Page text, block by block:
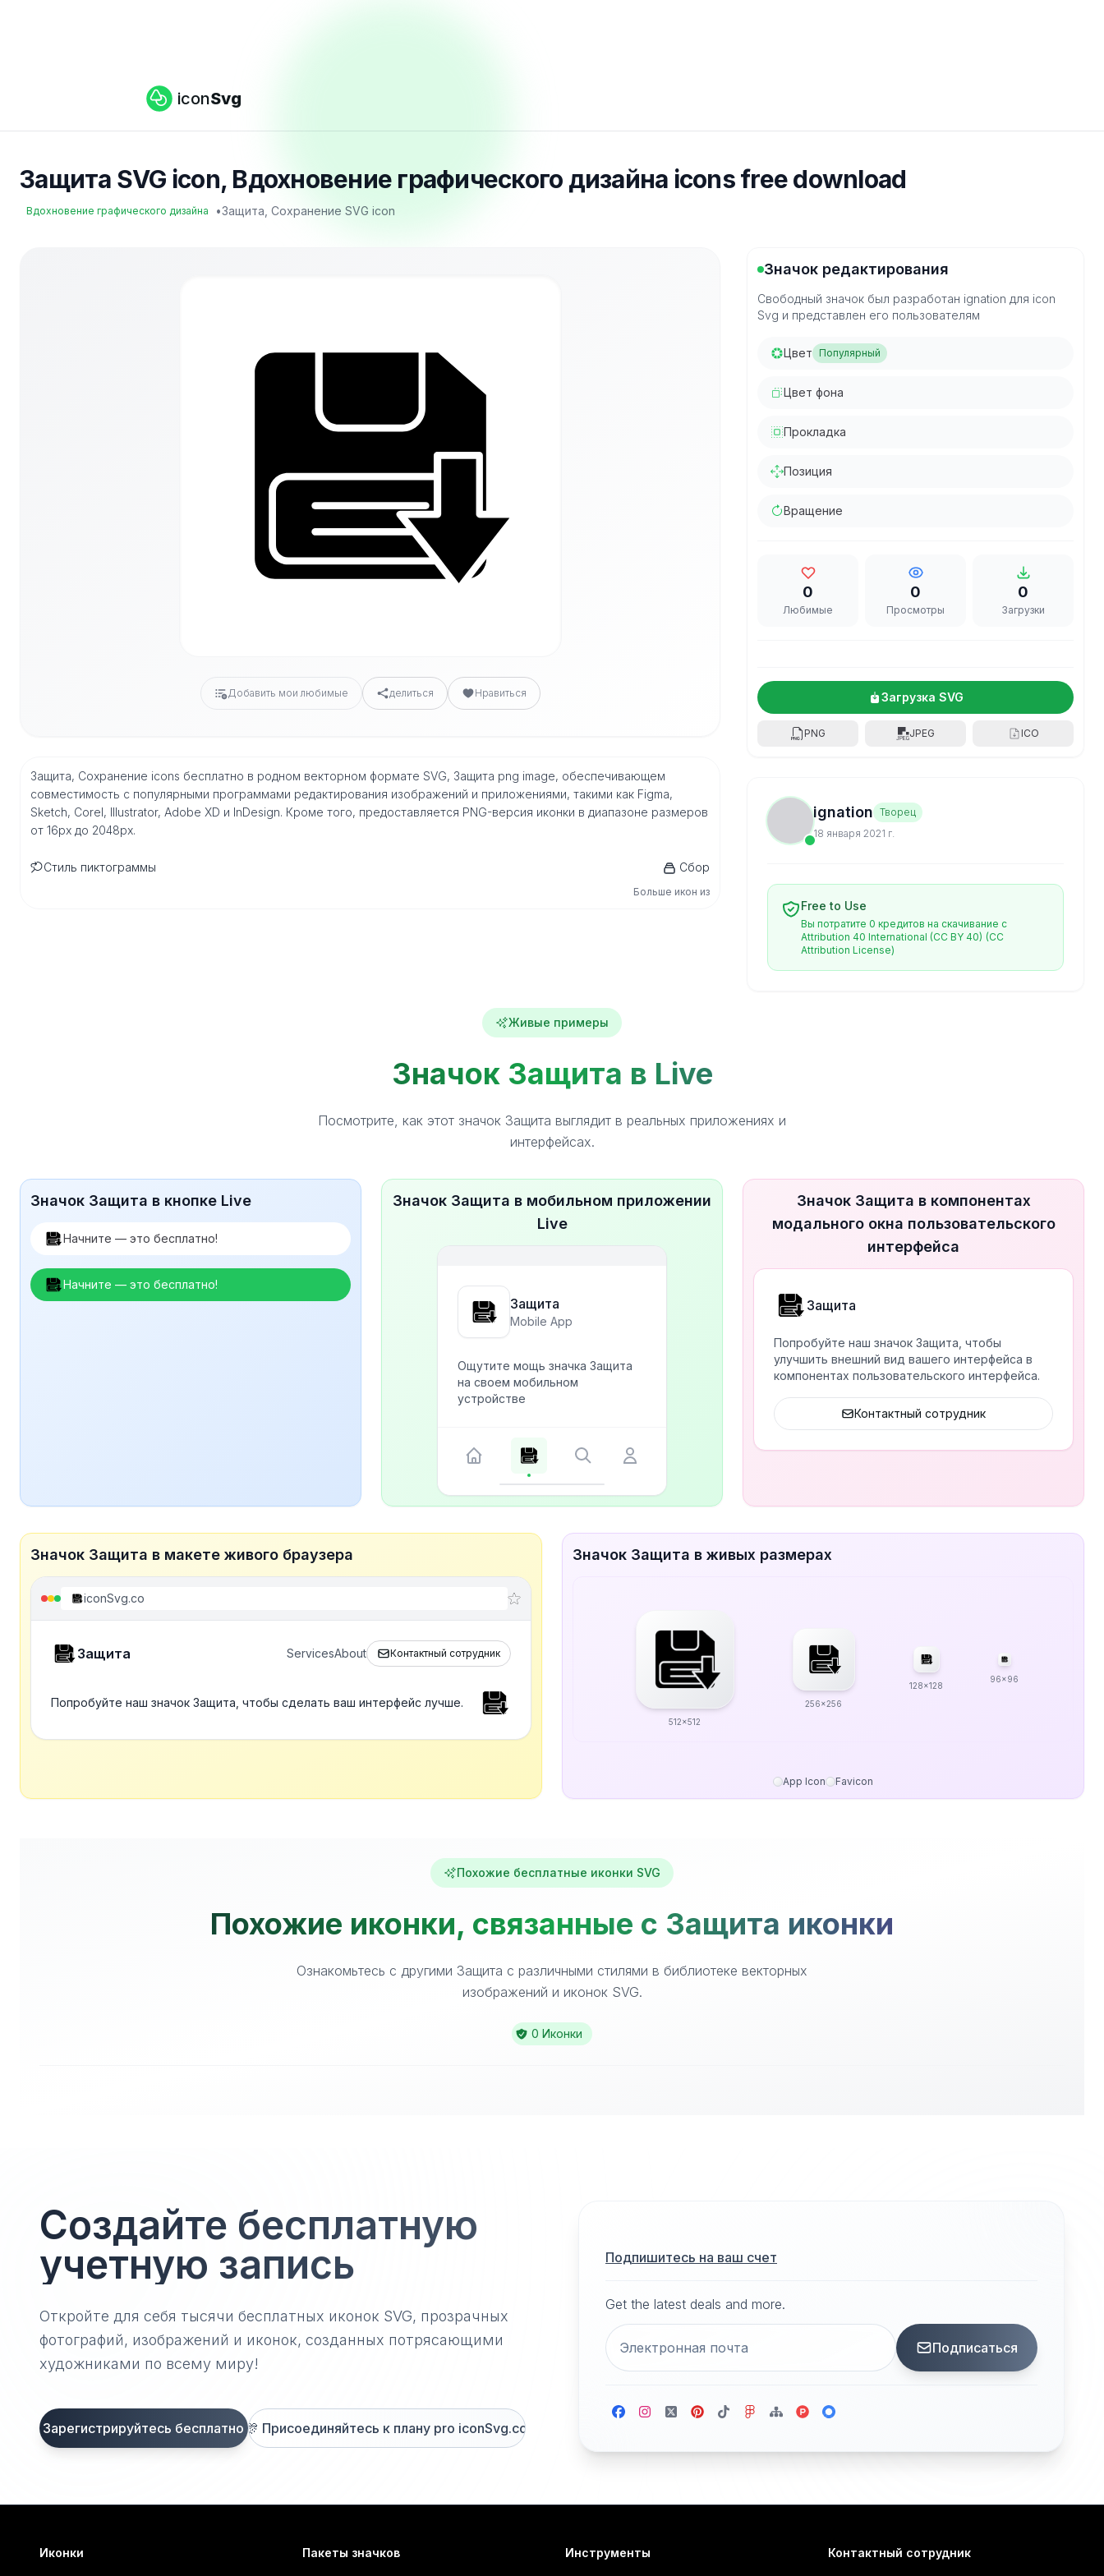
iconSvg
Защита SVG icon, Вдохновение графического дизайна icons free download
Вдохновение графического дизайна •Защита, Сохранение SVG icon
Добавить мои любимые делиться Нравиться
Защита, Сохранение icons бесплатно в родном векторном формате SVG, Защита png image, обеспечивающем
совместимость с популярными программами редактирования изображений и приложениями, такими как Figma,
Sketch, Corel, Illustrator, Adobe XD и InDesign. Кроме того, предоставляется PNG-версия иконки в диапазоне размеров
от 16px до 2048px.
Стиль пиктограммы Сбор
Больше икон из
Значок редактирования
Свободный значок был разработан ignation для icon
Svg и представлен его пользователям
Цвет Популярный
Цвет фона
Прокладка
Позиция
Вращение
0
Любимые
0
Просмотры
0
Загрузки
Загрузка SVG
PNG JPEG ICO
ignation Творец
18 января 2021 г.
Free to Use
Вы потратите 0 кредитов на скачивание с
Attribution 40 International (CC BY 40) (CC
Attribution License)
Живые примеры
Значок Защита в Live
Посмотрите, как этот значок Защита выглядит в реальных приложениях и
интерфейсах.
Значок Защита в кнопке Live
Начните — это бесплатно!
Начните — это бесплатно!
Значок Защита в мобильном приложении
Live
Защита
Mobile App
Ощутите мощь значка Защита
на своем мобильном
устройстве
Значок Защита в компонентах
модального окна пользовательского
интерфейса
Защита
Попробуйте наш значок Защита, чтобы
улучшить внешний вид вашего интерфейса в
компонентах пользовательского интерфейса.
Контактный сотрудник
Значок Защита в макете живого браузера
iconSvg.co
Защита ServicesAbout Контактный сотрудник
Попробуйте наш значок Защита, чтобы сделать ваш интерфейс лучше.
Значок Защита в живых размерах
512x512
256x256
128x128
96x96
App Icon Favicon
Похожие бесплатные иконки SVG
Похожие иконки, связанные с Защита иконки
Ознакомьтесь с другими Защита с различными стилями в библиотеке векторных
изображений и иконок SVG.
0 Иконки
Создайте бесплатную
учетную запись
Откройте для себя тысячи бесплатных иконок SVG, прозрачных
фотографий, изображений и иконок, созданных потрясающими
художниками по всему миру!
Зарегистрируйтесь бесплатно 🎊 Присоединяйтесь к плану pro iconSvg.co
Подпишитесь на ваш счет
Get the latest deals and more.
Подписаться
Иконки Пакеты значков Инструменты Контактный сотрудник